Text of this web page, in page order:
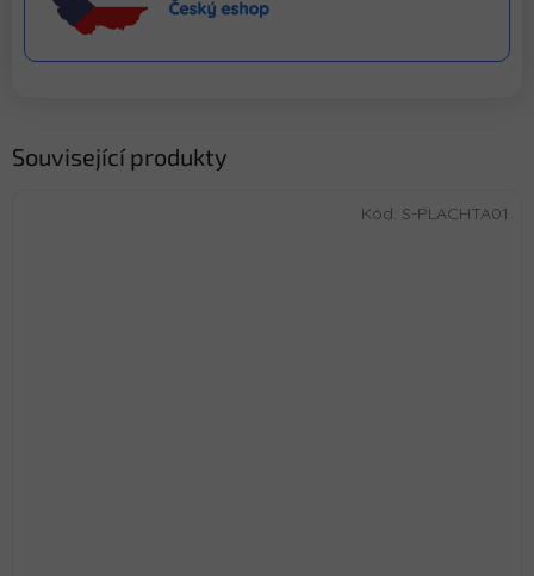
Související produkty
Kód: S-PLACHTA01